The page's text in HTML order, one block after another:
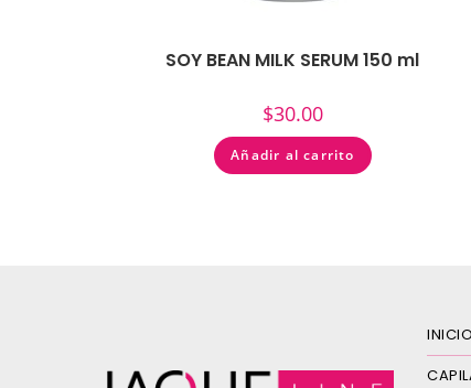
SOY BEAN MILK SERUM 150 ml
$30.00
Añadir al carrito
INICIO